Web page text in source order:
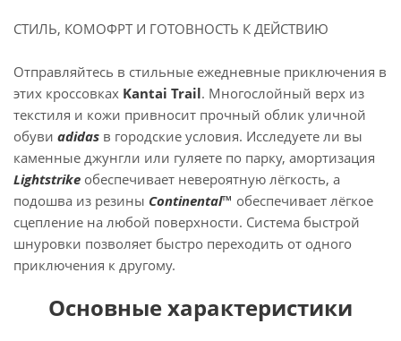
СТИЛЬ, КОМОФРТ И ГОТОВНОСТЬ К ДЕЙСТВИЮ
Отправляйтесь в стильные ежедневные приключения в
этих кроссовках Kantai Trail. Многослойный верх из
текстиля и кожи привносит прочный облик уличной
обуви adidas в городские условия. Исследуете ли вы
каменные джунгли или гуляете по парку, амортизация
Lightstrike обеспечивает невероятную лёгкость, а
подошва из резины Continental™ обеспечивает лёгкое
сцепление на любой поверхности. Система быстрой
шнуровки позволяет быстро переходить от одного
приключения к другому.
Основные характеристики